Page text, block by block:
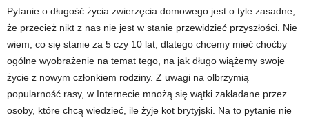
Pytanie o długość życia zwierzęcia domowego jest o tyle zasadne,
że przecież nikt z nas nie jest w stanie przewidzieć przyszłości. Nie
wiem, co się stanie za 5 czy 10 lat, dlatego chcemy mieć choćby
ogólne wyobrażenie na temat tego, na jak długo wiążemy swoje
życie z nowym członkiem rodziny. Z uwagi na olbrzymią
popularność rasy, w Internecie mnożą się wątki zakładane przez
osoby, które chcą wiedzieć, ile żyje kot brytyjski. Na to pytanie nie